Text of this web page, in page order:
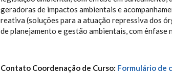
geradoras de impactos ambientais e
reativa (soluções para a atuação repressiva dos
de planejamento e gestão ambientais, com ênfase
Contato Coordenação de Curso: Formulário de